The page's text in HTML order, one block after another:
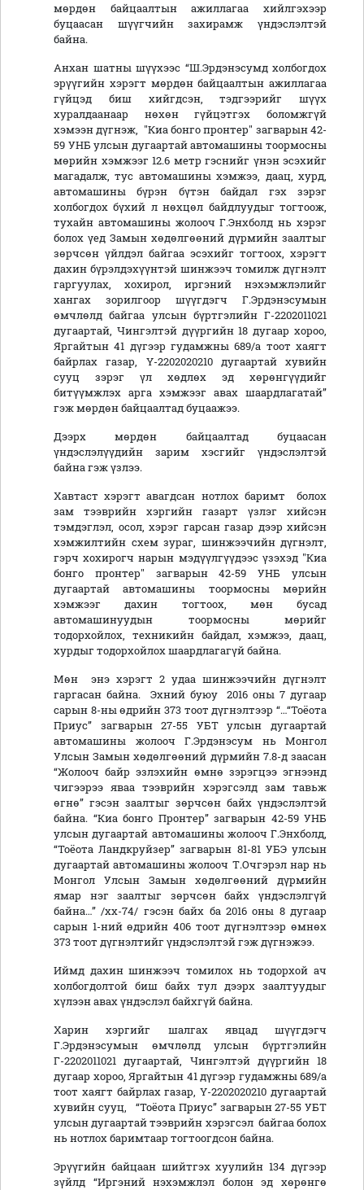
мөрдөн байцаалтын ажиллагаа хийлгэхээр
буцаасан шүүгчийн захирамж үндэслэлтэй
байна.
Анхан шатны шүүхээс “Ш.Эрдэнэсумд холбогдох
эрүүгийн хэрэгт мөрдөн байцаалтын ажиллагаа
гүйцэд биш хийгдсэн, тэдгээрийг шүүх
хуралдаанаар нөхөн гүйцэтгэх боломжгүй
хэмээн дүгнэж, "Киа бонго пронтер" загварын 42-
59 УНБ улсын дугаартай автомашины тоормосны
мөрийн хэмжээг 12.6 метр гэснийг үнэн эсэхийг
магадалж, тус автомашины хэмжээ, даац, хурд,
автомашины бүрэн бүтэн байдал гэх зэрэг
холбогдох бүхий л нөхцөл байдлуудыг тогтоож,
тухайн автомашины жолооч Г.Энхболд нь хэрэг
болох үед Замын хөдөлгөөний дүрмийн заалтыг
зөрчсөн үйлдэл байгаа эсэхийг тогтоох, хэрэгт
дахин бүрэлдэхүүнтэй шинжээч томилж дүгнэлт
гаргуулах, хохирол, иргэний нэхэмжлэлийг
хангах зорилгоор шүүгдэгч Г.Эрдэнэсумын
өмчлөлд байгаа улсын бүртгэлийн Г-2202011021
дугаартай, Чингэлтэй дүүргийн 18 дугаар хороо,
Яргайтын 41 дүгээр гудамжны 689/а тоот хаягт
байрлах газар, Ү-2202020210 дугаартай хувийн
сууц зэрэг үл хөдлөх эд хөрөнгүүдийг
битүүмжлэх арга хэмжээг авах шаардлагатай”
гэж мөрдөн байцаалтад буцаажээ.
Дээрх мөрдөн байцаалтад буцаасан
үндэслэлүүдийн зарим хэсгийг үндэслэлтэй
байна гэж үзлээ.
Хавтаст хэрэгт авагдсан нотлох баримт болох
зам тээврийн хэргийн газарт үзлэг хийсэн
тэмдэглэл, осол, хэрэг гарсан газар дээр хийсэн
хэмжилтийн схем зураг, шинжээчийн дүгнэлт,
гэрч хохирогч нарын мэдүүлгүүдээс үзэхэд "Киа
бонго пронтер" загварын 42-59 УНБ улсын
дугаартай автомашины тоормосны мөрийн
хэмжээг дахин тогтоох, мөн бусад
автомашинуудын тоормосны мөрийг
тодорхойлох, техникийн байдал, хэмжээ, даац,
хурдыг тодорхойлох шаардлагагүй байна.
Мөн энэ хэрэгт 2 удаа шинжээчийн дүгнэлт
гаргасан байна. Эхний буюу 2016 оны 7 дугаар
сарын 8-ны өдрийн 373 тоот дүгнэлтээр “…“Тоёота
Приус” загварын 27-55 УБТ улсын дугаартай
автомашины жолооч Г.Эрдэнэсум нь Монгол
Улсын Замын хөдөлгөөний дүрмийн 7.8-д заасан
“Жолооч байр эзлэхийн өмнө зэрэгцээ эгнээнд
чигээрээ яваа тээврийн хэрэгсэлд зам тавьж
өгнө” гэсэн заалтыг зөрчсөн байх үндэслэлтэй
байна. “Киа бонго Пронтер” загварын 42-59 УНБ
улсын дугаартай автомашины жолооч Г.Энхболд,
“Тоёота Ландкруйзер” загварын 81-81 УБЭ улсын
дугаартай автомашины жолооч Т.Очгэрэл нар нь
Монгол Улсын Замын хөдөлгөөний дүрмийн
ямар нэг заалтыг зөрчсөн байх үндэслэлгүй
байна…” /хх-74/ гэсэн байх ба 2016 оны 8 дугаар
сарын 1-ний өдрийн 406 тоот дүгнэлтээр өмнөх
373 тоот дүгнэлтийг үндэслэлтэй гэж дүгнэжээ.
Иймд дахин шинжээч томилох нь тодорхой ач
холбогдолтой биш байх тул дээрх заалтуудыг
хүлээн авах үндэслэл байхгүй байна.
Харин хэргийг шалгах явцад шүүгдэгч
Г.Эрдэнэсумын өмчлөлд улсын бүртгэлийн
Г-2202011021 дугаартай, Чингэлтэй дүүргийн 18
дугаар хороо, Яргайтын 41 дүгээр гудамжны 689/а
тоот хаягт байрлах газар, Ү-2202020210 дугаартай
хувийн сууц, “Тоёота Приус” загварын 27-55 УБТ
улсын дугаартай тээврийн хэрэгсэл байгаа болох
нь нотлох баримтаар тогтоогдсон байна.
Эрүүгийн байцаан шийтгэх хуулийн 134 дүгээр
зүйлд “Иргэний нэхэмжлэл болон эд хөрөнгө